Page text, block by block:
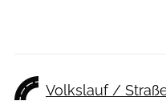
Volkslauf /